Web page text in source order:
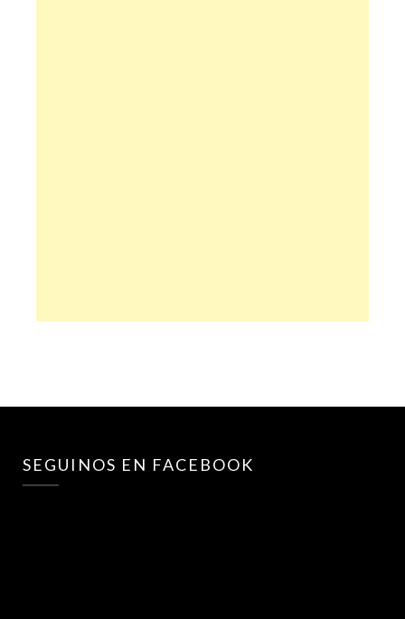
SEGUINOS EN FACEBOOK